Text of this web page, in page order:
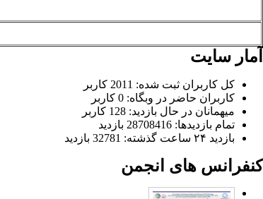
آمار سایت
کل کاربران ثبت شده: 2011 کاربر
کاربران حاضر در وبگاه: 0 کاربر
میهمانان در حال بازدید: 128 کاربر
تمام بازدید‌ها: 28708416 بازدید
بازدید ۲۴ ساعت گذشته: 32781 بازدید
کنفرانس های انجمن